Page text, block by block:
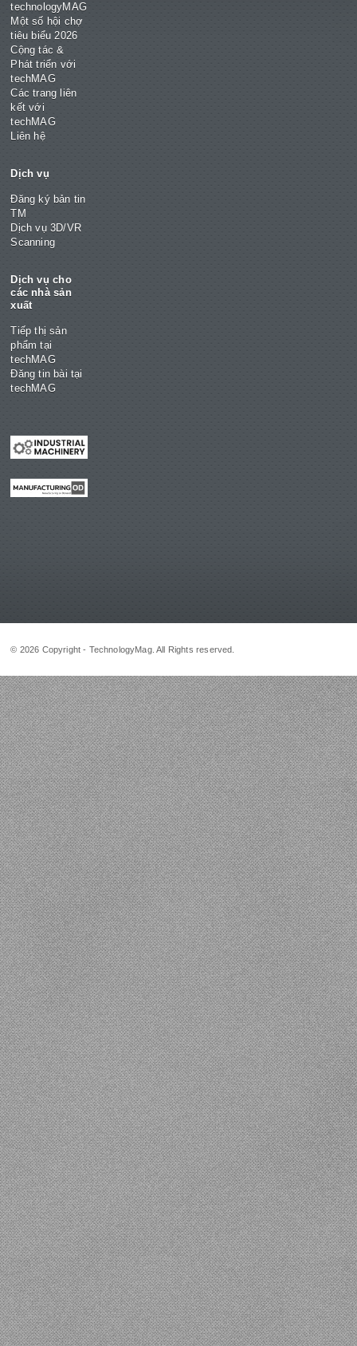
technologyMAG
Một số hội chợ
tiêu biểu 2026
Cộng tác &
Phát triển với
techMAG
Các trang liên
kết với
techMAG
Liên hệ
Dịch vụ
Đăng ký bản tin
TM
Dịch vụ 3D/VR
Scanning
Dịch vụ cho
các nhà sản
xuất
Tiếp thị sản
phẩm tại
techMAG
Đăng tin bài tại
techMAG
© 2026 Copyright - TechnologyMag. All Rights reserved.